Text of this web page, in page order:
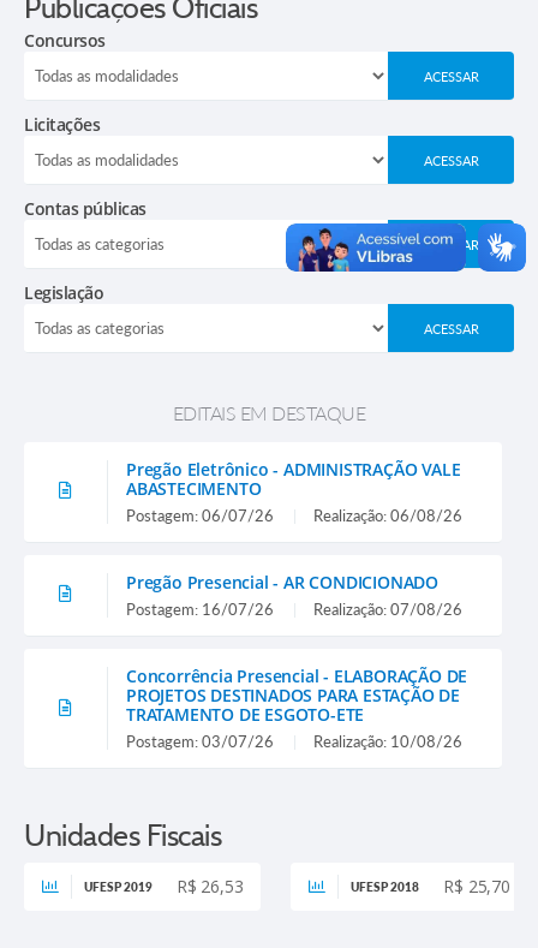
IPTU
Água e Esgoto
Newslatter
Concursos
ACESSAR
Licitações
ACESSAR
Contas públicas
ACESSAR
Legislação
ACESSAR
EDITAIS EM DESTAQUE
Pregão Eletrônico - ADMINISTRAÇÃO VALE
ABASTECIMENTO
Postagem: 06/07/26 Realização: 06/08/26
Pregão Presencial - AR CONDICIONADO
Postagem: 16/07/26 Realização: 07/08/26
Concorrência Presencial - ELABORAÇÃO DE
PROJETOS DESTINADOS PARA ESTAÇÃO DE
TRATAMENTO DE ESGOTO-ETE
Postagem: 03/07/26 Realização: 10/08/26
Unidades Fiscais
UFESP 2019 R$ 26,53 UFESP 2018 R$ 25,70